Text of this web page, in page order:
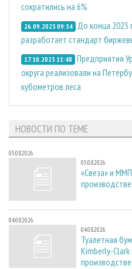
сократились на 6%
26.09.2025 09:54
До конца 2025
разработает стандарт
17.10.2025 11:48 Предприятия
округа реализовали на
кубометров леса
НОВОСТИ ПО ТЕМЕ
05.08.2026
05.08.2026
«Свеза» и
04.08.2026
04.08.2026
Туалетная
Kimberly-
производстве